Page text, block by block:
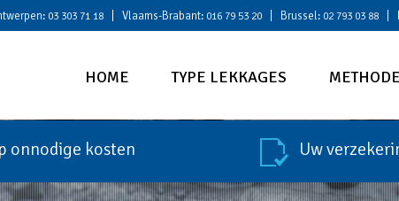
03 303 71 18 | Vlaams-Brabant: 016 79 53 20 | Brussel: 02 793 03 88 |
HOME TYPE LEKKAGES
onnodige kosten Uw